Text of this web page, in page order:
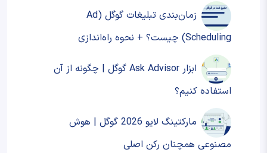
زمان‌بندی تبلیغات گوگل (Ad
Scheduling) چیست؟ + نحوه‌ راه‌اندازی
ابزار Ask Advisor گوگل | چگونه از آن
استفاده کنیم؟
مارکتینگ لایو 2026 گوگل | هوش
مصنوعی همچنان رکن اصلی